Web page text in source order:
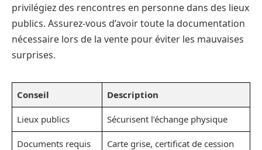
privilégiez des rencontres en personne dans des lieux
publics. Assurez-vous d’avoir toute la documentation
nécessaire lors de la vente pour éviter les mauvaises
surprises.
Conseil Description
Lieux publics Sécurisent l’échange physique
Documents requis Carte grise, certificat de cession